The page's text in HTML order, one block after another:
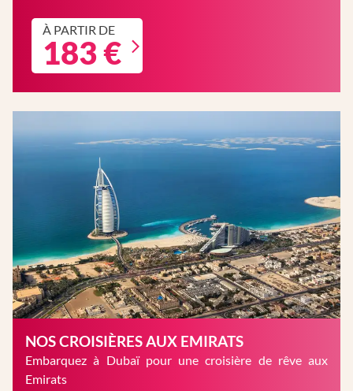
À PARTIR DE
183 €
NOS CROISIÈRES AUX EMIRATS
Embarquez à Dubaï pour une croisière de rêve aux
Emirats